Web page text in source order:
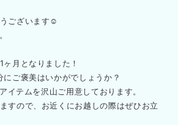
ございます☺︎
月となりました！
ご褒美はいかがでしょうか？
イテムを沢山ご用意しております。
すので、お近くにお越しの際はぜひお立